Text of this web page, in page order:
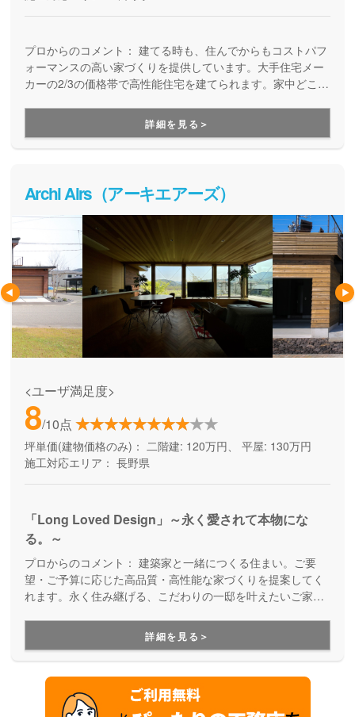
プロからのコメント： 建てる時も、住んでからもコストパフ
ォーマンスの高い家づくりを提供しています。大手住宅メー
カーの2/3の価格帯で高性能住宅を建てられます。家中どこで
みやすくておしゃれな家を、適正価格で建てて、ランニング
コストも抑えて暮らす人の家です。
詳細を見る＞
Archi Airs（アーキエアーズ）
<ユーザ満足度>
8/10点
坪単価(建物価格のみ)： 二階建: 120万円、 平屋: 130万円
施工対応エリア： 長野県
「Long Loved Design」～永く愛されて本物にな
る。～
プロからのコメント： 建築家と一緒につくる住まい。ご要
望・ご予算に応じた高品質・高性能な家づくりを提案してく
れます。永く住み継げる、こだわりの一邸を叶えたいご家族
詳細を見る＞